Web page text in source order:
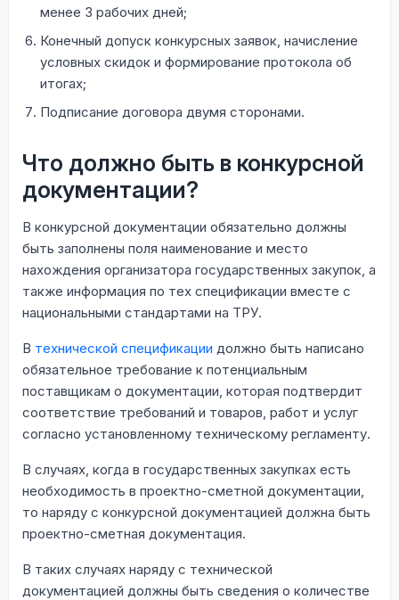
менее 3 рабочих дней;
Конечный допуск конкурсных заявок, начисление
условных скидок и формирование протокола об
итогах;
Подписание договора двумя сторонами.
Что должно быть в конкурсной
документации?
В конкурсной документации обязательно должны
быть заполнены поля наименование и место
нахождения организатора государственных закупок, а
также информация по тех спецификации вместе с
национальными стандартами на ТРУ.
В технической спецификации должно быть написано
обязательное требование к потенциальным
поставщикам о документации, которая подтвердит
соответствие требований и товаров, работ и услуг
согласно установленному техническому регламенту.
В случаях, когда в государственных закупках есть
необходимость в проектно-сметной документации,
то наряду с конкурсной документацией должна быть
проектно-сметная документация.
В таких случаях наряду с технической
документацией должны быть сведения о количестве